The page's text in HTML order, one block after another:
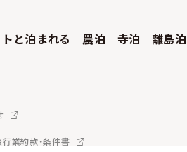
と泊まれる 農泊 寺泊 離島泊
行業約款・条件書